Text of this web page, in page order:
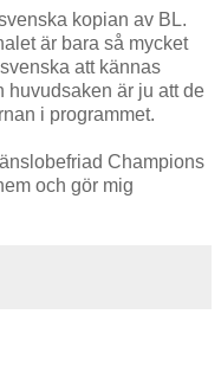
kopian av BL.
är bara så mycket
att kännas
huvudsaken är ju att de
i programmet.
Champions
och gör mig